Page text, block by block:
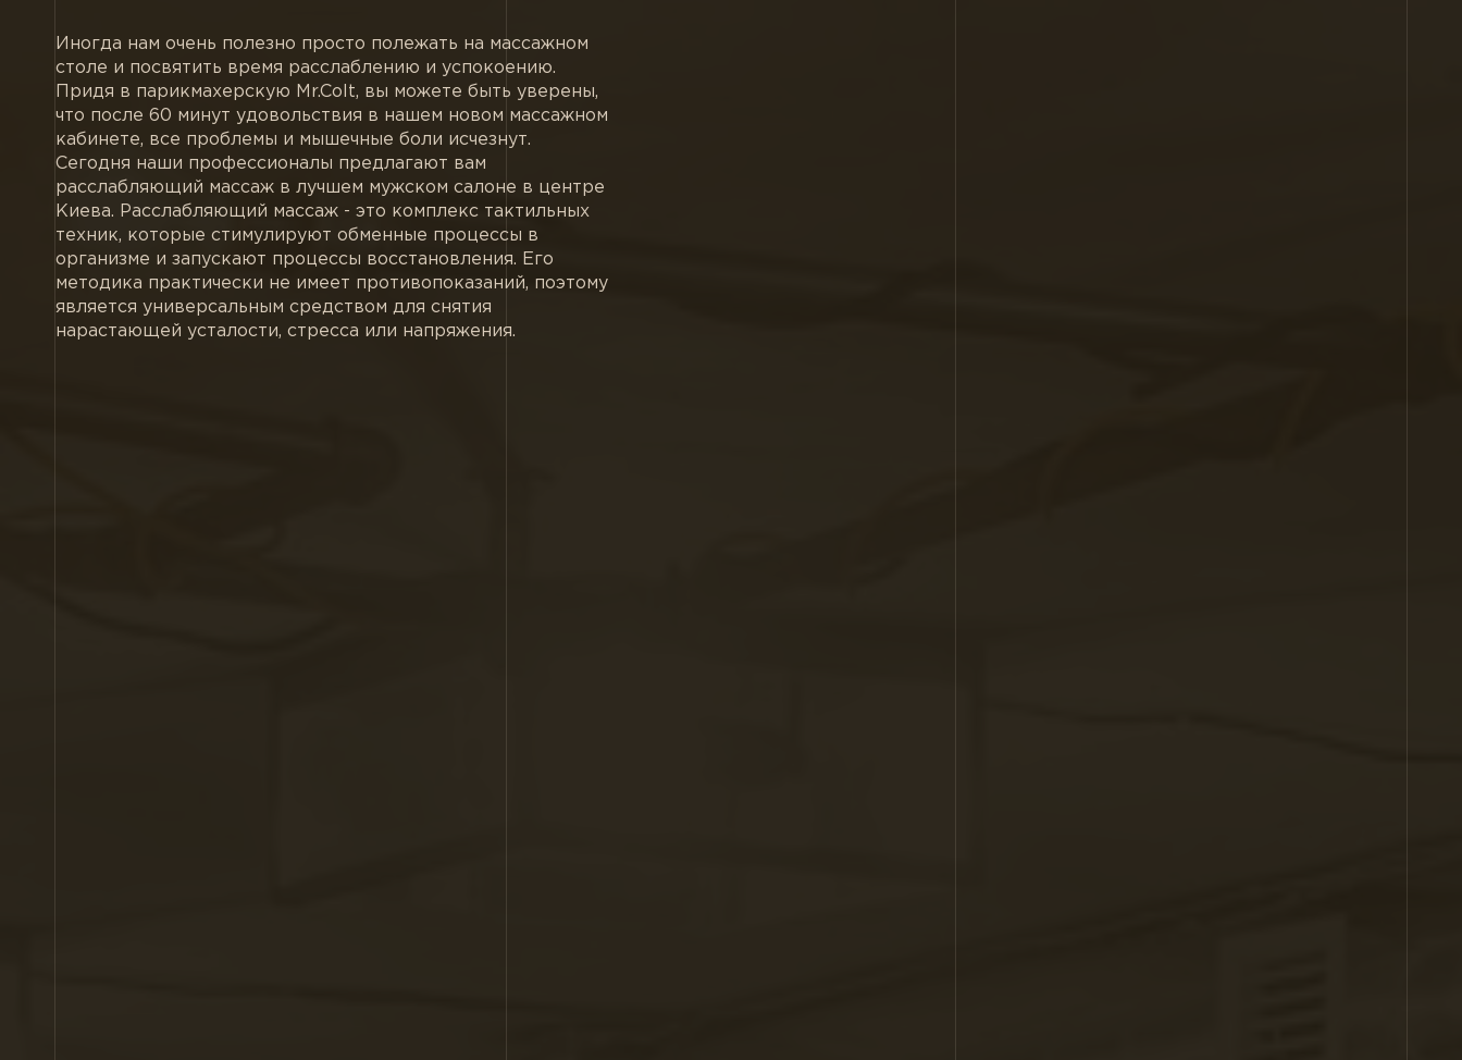
Иногда нам очень полезно просто полежать на массажном
столе и посвятить время расслаблению и успокоению.
Придя в парикмахерскую Mr.Colt, вы можете быть уверены,
что после 60 минут удовольствия в нашем новом массажном
кабинете, все проблемы и мышечные боли исчезнут.
Сегодня наши профессионалы предлагают вам
расслабляющий массаж в лучшем мужском салоне в центре
Киева. Расслабляющий массаж - это комплекс тактильных
техник, которые стимулируют обменные процессы в
организме и запускают процессы восстановления. Его
методика практически не имеет противопоказаний, поэтому
является универсальным средством для снятия
нарастающей усталости, стресса или напряжения.